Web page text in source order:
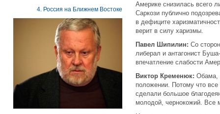
4. Россия на Ближнем Востоке
Америке снизилась всего
Саркози публично
в дефиците
верит в силу харизмы.
Павел Шипилин: Со
либерал и антагонист
впечатление слабости
Виктор Кременюк: Обама,
положении. Потому что все
сделали большое
молодой, чернокожий. Все